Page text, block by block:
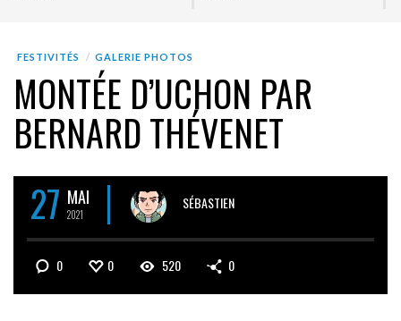
FESTIVITÉS GALERIE PHOTOS
MONTÉE D’UCHON PAR
BERNARD THÉVENET
27 MAI
2021
SÉBASTIEN
0 0 520 0